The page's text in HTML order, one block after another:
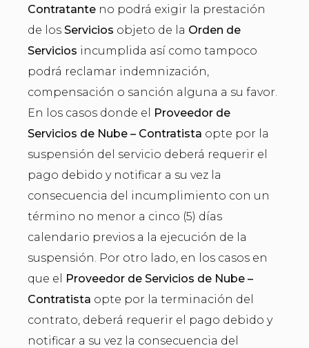
Contratante no podrá exigir la prestación
de los Servicios objeto de la Orden de
Servicios incumplida así como tampoco
podrá reclamar indemnización,
compensación o sanción alguna a su favor.
En los casos donde el
Proveedor de
Servicios de Nube – Contratista opte por la
suspensión del servicio deberá requerir el
pago debido y notificar a su vez la
consecuencia del incumplimiento con un
término no menor a cinco (5) días
calendario previos a la ejecución de la
suspensión. Por otro lado, en los casos en
que el
Proveedor de Servicios de Nube –
Contratista opte por la terminación del
contrato, deberá requerir el pago debido y
notificar a su vez la consecuencia del